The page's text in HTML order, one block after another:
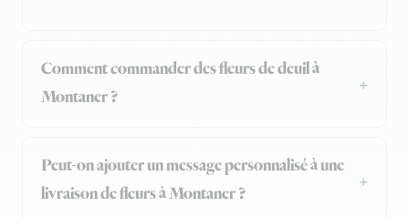
Comment commander des fleurs de deuil à
Montaner ?
Peut-on ajouter un message personnalisé à une
livraison de fleurs à Montaner ?